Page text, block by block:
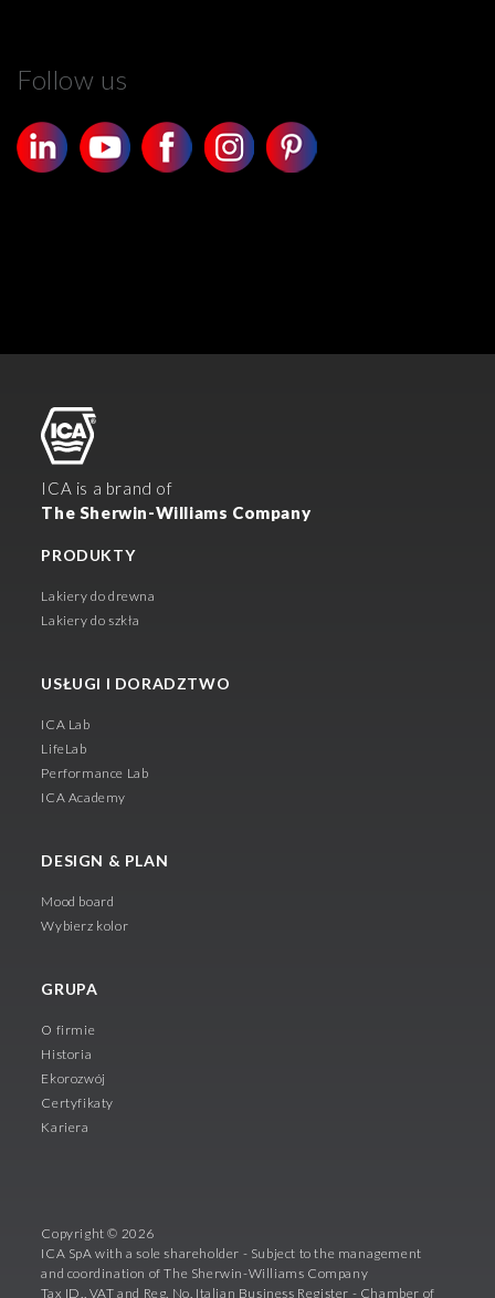
Follow us
ICA is a brand of
The Sherwin-Williams Company
PRODUKTY
Lakiery do drewna
Lakiery do szkła
USŁUGI I DORADZTWO
ICA Lab
LifeLab
Performance Lab
ICA Academy
DESIGN & PLAN
Mood board
Wybierz kolor
GRUPA
O firmie
Historia
Ekorozwój
Certyfikaty
Kariera
Copyright © 2026
ICA SpA with a sole shareholder - Subject to the management
and coordination of The Sherwin-Williams Company
Tax ID., VAT and Reg. No. Italian Business Register - Chamber of